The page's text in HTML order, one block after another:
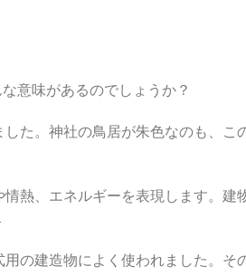
意味があるのでしょうか？
た。神社の鳥居が朱色なのも、こ
熱、エネルギーを表現します。建
の建造物によく使われました。そ